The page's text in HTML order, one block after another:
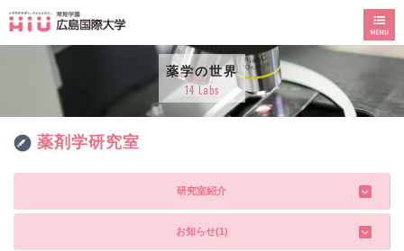
薬学の世界
14 Labs
薬剤学研究室
研究室紹介
お知らせ(1)